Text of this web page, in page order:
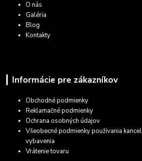
O nás
Galéria
Blog
Kontakty
Informácie pre zákazníkov
Obchodné podmienky
Reklamačné podmienky
Ochrana osobných údajov
Všeobecné podmienky používania
vybavenia
Vrátenie tovaru